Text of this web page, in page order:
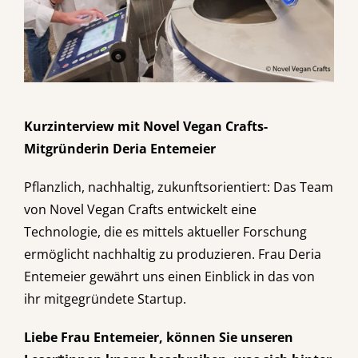
Kurzinterview mit Novel Vegan Crafts-
Mitgründerin Deria Entemeier
Pflanzlich, nachhaltig, zukunftsorientiert: Das Team
von Novel Vegan Crafts entwickelt eine
Technologie, die es mittels aktueller Forschung
ermöglicht nachhaltig zu produzieren. Frau Deria
Entemeier gewährt uns einen Einblick in das von
ihr mitgegründete Startup.
Liebe Frau Entemeier, können Sie unseren